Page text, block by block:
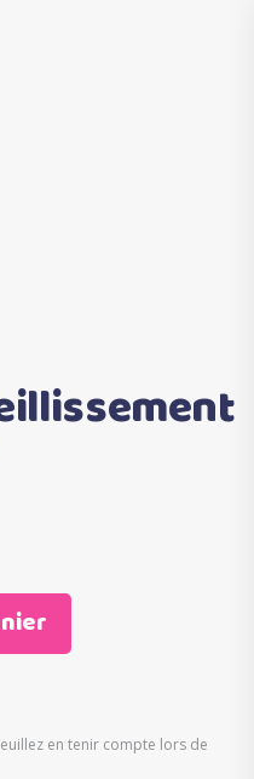
en tenir compte lors de